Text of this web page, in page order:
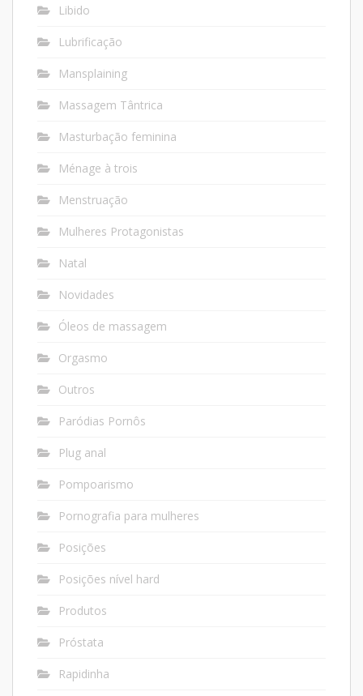
Libido
Lubrificação
Mansplaining
Massagem Tântrica
Masturbação feminina
Ménage à trois
Menstruação
Mulheres Protagonistas
Natal
Novidades
Óleos de massagem
Orgasmo
Outros
Paródias Pornôs
Plug anal
Pompoarismo
Pornografia para mulheres
Posições
Posições nível hard
Produtos
Próstata
Rapidinha